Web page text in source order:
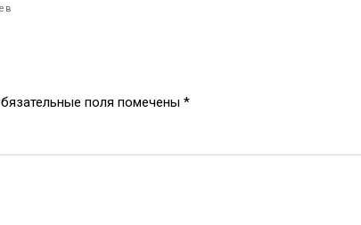
поля помечены *